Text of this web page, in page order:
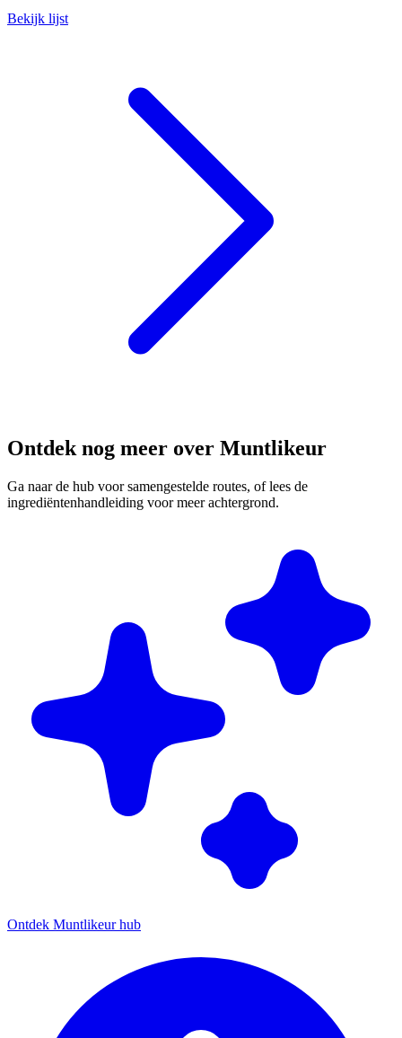
Bekijk lijst
Ontdek nog meer over Muntlikeur
Ga naar de hub voor samengestelde routes, of lees de
ingrediëntenhandleiding voor meer achtergrond.
Ontdek Muntlikeur hub